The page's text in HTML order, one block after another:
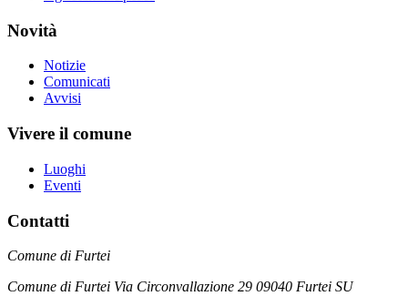
Novità
Notizie
Comunicati
Avvisi
Vivere il comune
Luoghi
Eventi
Contatti
Comune di Furtei
Comune di Furtei Via Circonvallazione 29 09040 Furtei SU